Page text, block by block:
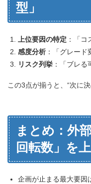
型」
上位要因の特定 ：「コ
感度分析 ：「グレード
リスク列挙 ：「ブレる
この3点が揃うと、“次に
まとめ：外
回転数」を
企画が止まる最大要因